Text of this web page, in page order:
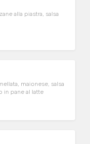
alla piastra, salsa
maionese, salsa
in pane al latte